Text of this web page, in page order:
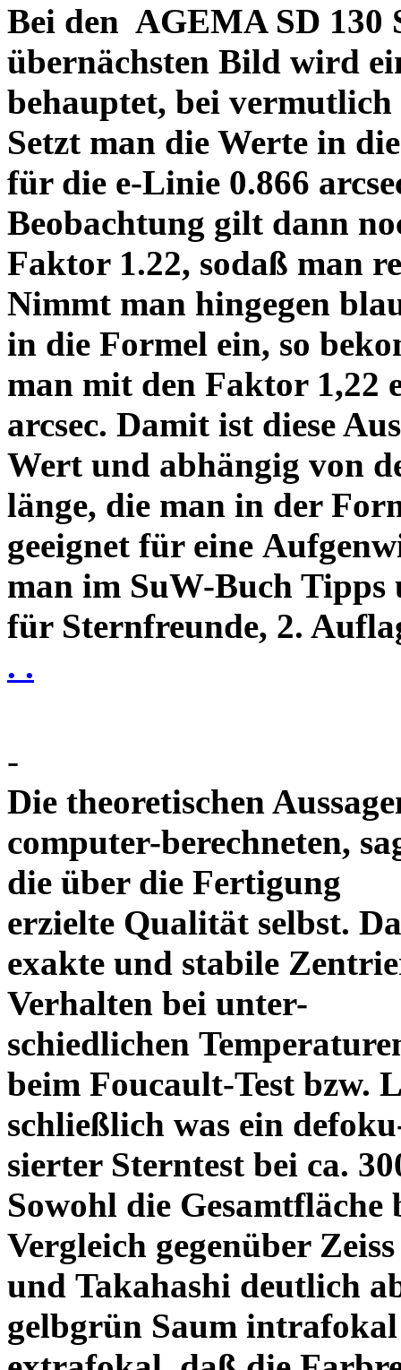
Bei den AGEMA SD 130
übernächsten Bild wird
behauptet, bei vermutlich
Setzt man die Werte in
für die e-Linie 0.866
Beobachtung gilt dann
Faktor 1.22, sodaß man
Nimmt man hingegen
in die Formel ein, so
man mit den Faktor 1,22
arcsec. Damit ist diese
Wert und abhängig von
länge, die man in der
geeignet für eine
man im SuW-Buch Tipps
für Sternfreunde, 2.
. .
-
Die theoretischen
computer-berechneten,
die über die Fertigung
erzielte Qualität selbst.
exakte und stabile
Verhalten bei unter-
schiedlichen
beim Foucault-Test bzw.
schließlich was ein
sierter Sterntest bei ca.
Sowohl die
Vergleich gegenüber Zeiss
und Takahashi deutlich
gelbgrün Saum